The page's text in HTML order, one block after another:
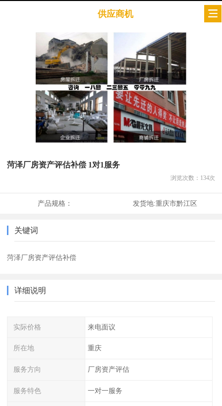
供应商机
菏泽厂房资产评估补偿 1对1服务
浏览次数： 134次
产品规格： 发货地:重庆市黔江区
关键词
菏泽厂房资产评估补偿
详细说明
实际价格 来电面议
所在地 重庆
服务方向 厂房资产评估
服务特色 一对一服务